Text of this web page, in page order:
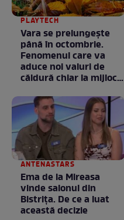
PLAYTECH
Vara se prelungeşte
până în octombrie.
Fenomenul care va
aduce noi valuri de
căldură chiar la mijlocul
ANTENASTARS
Ema de la Mireasa
vinde salonul din
Bistrița. De ce a luat
această decizie